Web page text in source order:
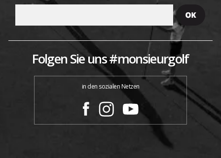
Folgen Sie uns #monsieurgolf
in den sozialen Netzen